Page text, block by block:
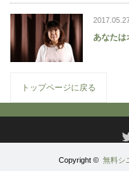
あなたは
トップページに戻る
RSS
Copyright © 無料シ